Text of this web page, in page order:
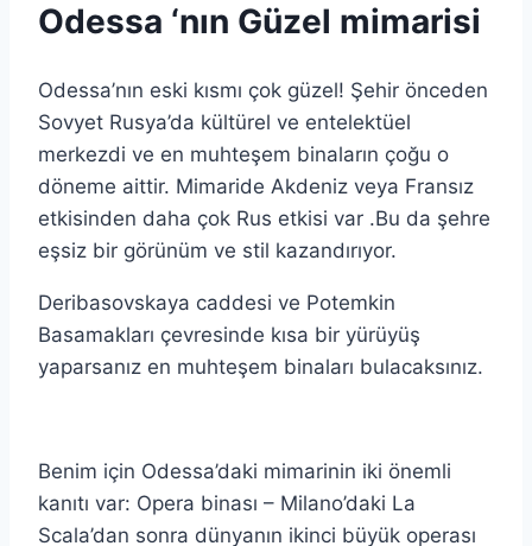
Odessa ‘nın Güzel mimarisi
Odessa’nın eski kısmı çok güzel! Şehir önceden
Sovyet Rusya’da kültürel ve entelektüel
merkezdi ve en muhteşem binaların çoğu o
döneme aittir. Mimaride Akdeniz veya Fransız
etkisinden daha çok Rus etkisi var .Bu da şehre
eşsiz bir görünüm ve stil kazandırıyor.
Deribasovskaya caddesi ve Potemkin
Basamakları çevresinde kısa bir yürüyüş
yaparsanız en muhteşem binaları bulacaksınız.
Benim için Odessa’daki mimarinin iki önemli
kanıtı var: Opera binası – Milano’daki La
Scala’dan sonra dünyanın ikinci büyük operası